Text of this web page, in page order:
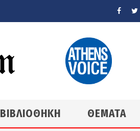
ΒΙΒΛΙΟΘΗΚΗ ΘΕΜΑΤΑ